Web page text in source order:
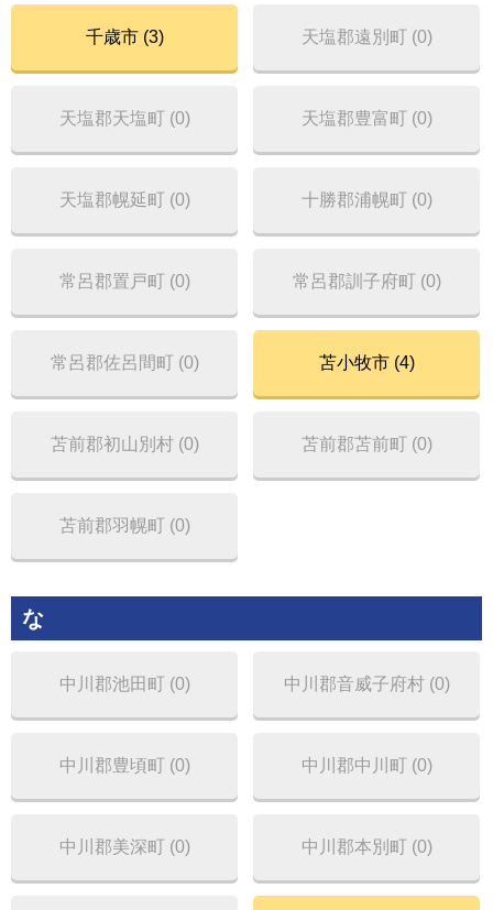
千歳市 (3) 天塩郡遠別町 (0)
天塩郡天塩町 (0) 天塩郡豊富町 (0)
天塩郡幌延町 (0) 十勝郡浦幌町 (0)
常呂郡置戸町 (0) 常呂郡訓子府町 (0)
常呂郡佐呂間町 (0) 苫小牧市 (4)
苫前郡初山別村 (0) 苫前郡苫前町 (0)
苫前郡羽幌町 (0)
な
中川郡池田町 (0) 中川郡音威子府村 (0)
中川郡豊頃町 (0) 中川郡中川町 (0)
中川郡美深町 (0) 中川郡本別町 (0)